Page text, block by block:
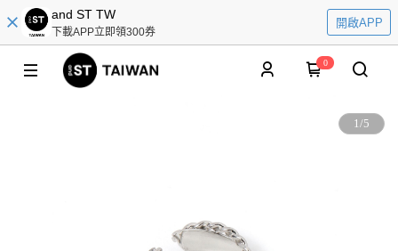
and ST TW
下載APP立即領300券
開啟APP
0
1/5